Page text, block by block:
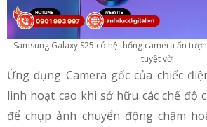
Samsung Galaxy S25 có hệ thống camera ấn
tuyệt vời
Ứng dụng Camera gốc của chiếc
linh hoạt cao khi sở hữu các chế độ
để chụp ảnh chuyển động chậm